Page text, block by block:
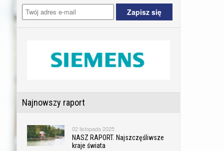
Najnowszy raport
02 listopada 2025
NASZ RAPORT. Najszczęśliwsze
kraje świata